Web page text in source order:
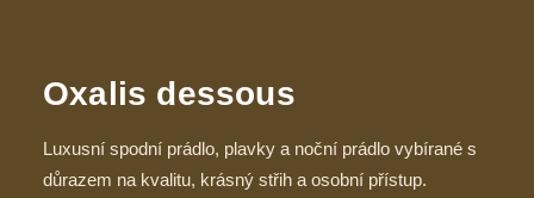
Oxalis dessous
Luxusní spodní prádlo, plavky a noční prádlo vybírané s
důrazem na kvalitu, krásný střih a osobní přístup.